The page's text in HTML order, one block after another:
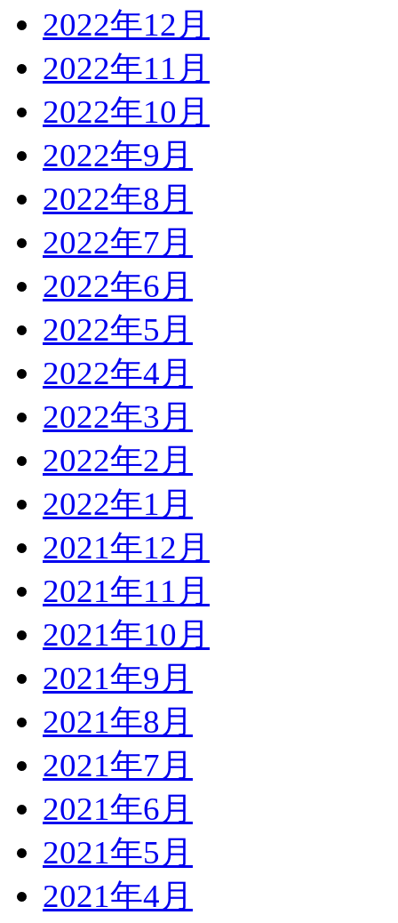
2022年12月
2022年11月
2022年10月
2022年9月
2022年8月
2022年7月
2022年6月
2022年5月
2022年4月
2022年3月
2022年2月
2022年1月
2021年12月
2021年11月
2021年10月
2021年9月
2021年8月
2021年7月
2021年6月
2021年5月
2021年4月